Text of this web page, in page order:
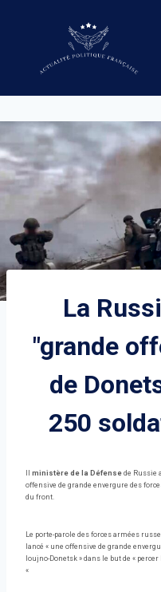
La
"grande
de
250
ministère de la Défense de Russie
offensive de grande envergure des
du front.
Le porte-parole des forces armées
lancé « une offensive de grande
Ioujno-Donetsk » dans le but de «
«